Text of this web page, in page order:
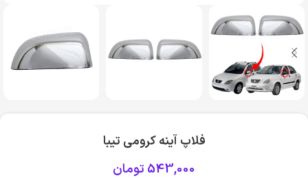
فلاپ آینه کرومی تیبا
543,000 تومان